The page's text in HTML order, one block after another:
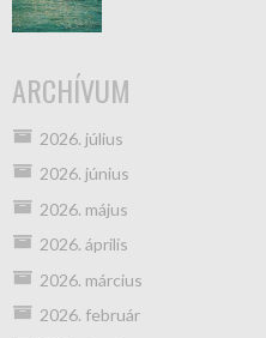
ARCHÍVUM
2026. július
2026. június
2026. május
2026. április
2026. március
2026. február